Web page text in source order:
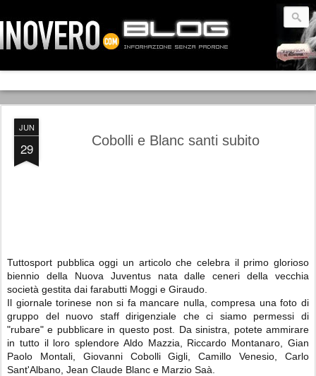
JUN
29 Cobolli e Blanc santi subito
Tuttosport pubblica oggi un articolo che celebra il primo glorioso
biennio della Nuova Juventus nata dalle ceneri della vecchia
società gestita dai farabutti Moggi e Giraudo.
Il giornale torinese non si fa mancare nulla, compresa una foto di
gruppo del nuovo staff dirigenziale che ci siamo permessi di
"rubare" e pubblicare in questo post. Da sinistra, potete ammirare
in tutto il loro splendore Aldo Mazzia, Riccardo Montanaro, Gian
Paolo Montali, Giovanni Cobolli Gigli, Camillo Venesio, Carlo
Sant'Albano, Jean Claude Blanc e Marzio Saà.